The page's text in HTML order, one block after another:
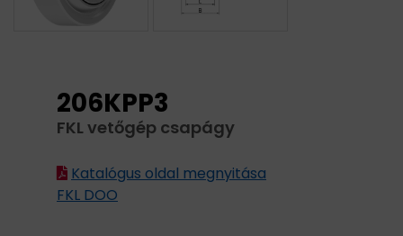
206KPP3
FKL vetőgép csapágy
Katalógus oldal megnyitása
FKL DOO